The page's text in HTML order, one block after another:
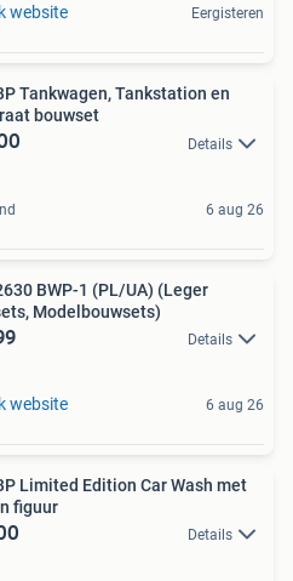
website Eergisteren
Tankwagen, Tankstation en
bouwset
Details
6 aug 26
BWP-1 (PL/UA) (Leger
Modelbouwsets)
Details
website 6 aug 26
Limited Edition Car Wash met
figuur
Details